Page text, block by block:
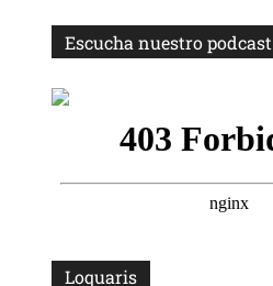
Escucha nuestro podcast
Loquaris